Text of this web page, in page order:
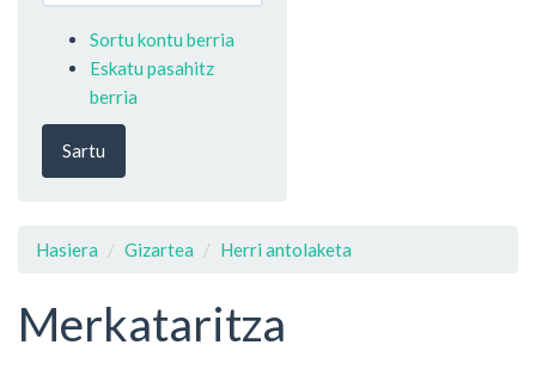
Sortu kontu berria
Eskatu pasahitz
berria
Sartu
Hasiera Gizartea Herri antolaketa
Merkataritza